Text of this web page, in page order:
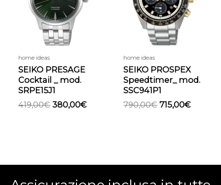
home ideas
SEIKO PRESAGE
Cocktail _ mod.
SRPE15J1
419,00€ 380,00€
home ideas
SEIKO PROSPEX
Speedtimer_ mod.
SSC941P1
790,00€ 715,00€